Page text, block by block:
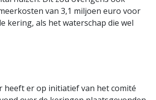
van 3,1 miljoen euro voor
kering, als het waterschap die wel
heeft er op initiatief van het comité